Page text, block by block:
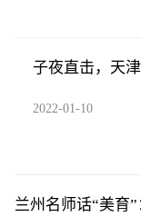
子夜直击，天
2022-01-10
兰州名师话“美育